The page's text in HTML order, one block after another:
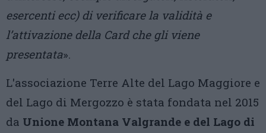
esercenti ecc) di verificare la validità e
l’attivazione della Card che gli viene
presentata».
L'associazione Terre Alte del Lago Maggiore e
del Lago di Mergozzo è stata fondata nel 2015
da Unione Montana Valgrande e del Lago di